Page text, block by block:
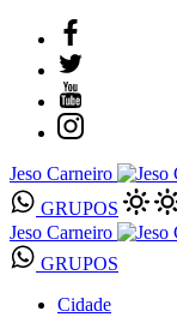
Jeso Carneiro
GRUPOS
Jeso Carneiro
GRUPOS
Cidade